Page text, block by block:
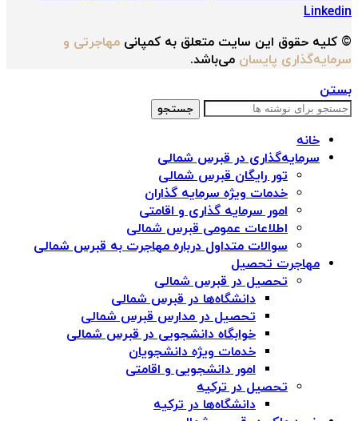
Linkedin
© کلیه حقوق این سایت متعلق به کمپانی مهاجرتی و
سرمایه‌گذاری پایسان می‌باشد.
بستن
جستجو
خانه
سرمایه‌گذاری در قبرس شمالی
تور رایگان قبرس شمالی
خدمات ویژه سرمایه گذاران
امور سرمایه گذاری و اقامتی
اطلاعات عمومی قبرس شمالی
سوالات متداول درباره مهاجرت به قبرس شمالی
مهاجرت تحصیل
تحصیل در قبرس شمالی
دانشگاه‌ها در قبرس شمالی
تحصیل در مدارس قبرس شمالی
خوابگاه دانشجویی در قبرس شمالی
خدمات ویژه دانشجویان
امور دانشجویی و اقامتی
تحصیل در ترکیه
دانشگاه‌ها در ترکیه